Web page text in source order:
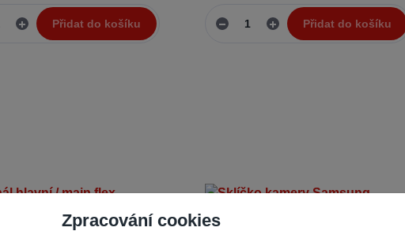
Přidat do košíku Přidat do košíku
Zpracování cookies